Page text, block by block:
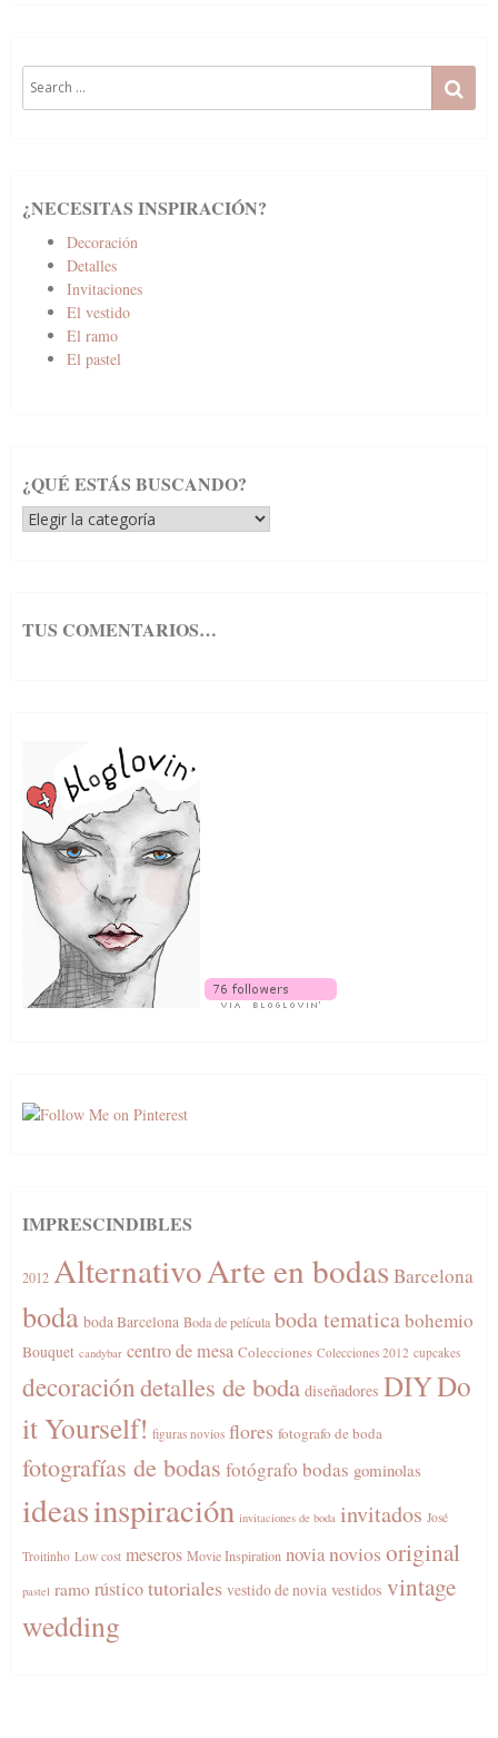
for:
¿NECESITAS INSPIRACIÓN?
Decoración
Detalles
Invitaciones
El vestido
El ramo
El pastel
¿QUÉ ESTÁS BUSCANDO?
¿Qué
TUS COMENTARIOS…
IMPRESCINDIBLES
2012 AlternativoArte en bodas Barcelona
boda boda Barcelona Boda de película boda tematicabohemio
Bouquet candybar centro de mesa Colecciones Colecciones 2012 cupcakes
decoracióndetalles de boda diseñadores DIYDo
it Yourself! figuras novios flores fotografo de boda
fotografías de bodas fotógrafo bodas gominolas
ideasinspiración invitaciones de boda invitados José
Troitinho Low cost meseros Movie Inspiration novianovios original
pastel ramo rústicotutoriales vestido de novia vestidos vintage
wedding